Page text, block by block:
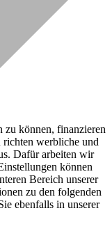
zu können, finanzieren
richten werbliche und
Dafür arbeiten wir
können
Bereich unserer
zu den folgenden
ebenfalls in unserer